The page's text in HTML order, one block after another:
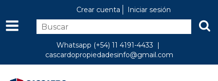
Crear cuenta Iniciar sesión
Whatsapp (+54) 11 4191-4433 |
cascardopropiedadesinfo@gmail.com